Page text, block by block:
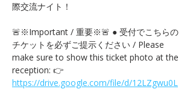
際交流ナイト！
🚨※Important / 重要※🚨 ● 受付でこちらの
チケットを必ずご提示ください / Please
make sure to show this ticket photo at the
reception: 👉
https://drive.google.com/file/d/12LZgwu0L